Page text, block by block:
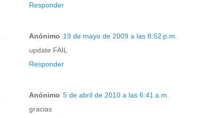
Responder
Anónimo 19 de mayo de 2009 a las 8:52 p.m.
update FAIL
Responder
Anónimo 5 de abril de 2010 a las 6:41 a.m.
gracias